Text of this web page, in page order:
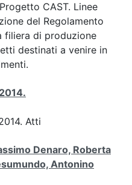
CAST. Linee
del Regolamento
filiera di produzione
destinati a venire in
2014.
Atti
Denaro, Roberta
Antonino